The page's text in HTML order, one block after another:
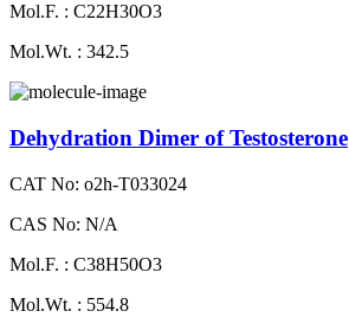
Mol.F. : C22H30O3
Mol.Wt. : 342.5
Dehydration Dimer of Testosterone
CAT No: o2h-T033024
CAS No: N/A
Mol.F. : C38H50O3
Mol.Wt. : 554.8